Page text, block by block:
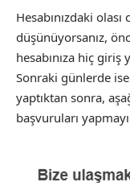
Hesabınızdaki
düşünüyorsanız,
hesabınıza hiç
Sonraki günlerde
yaptıktan sonra,
başvuruları